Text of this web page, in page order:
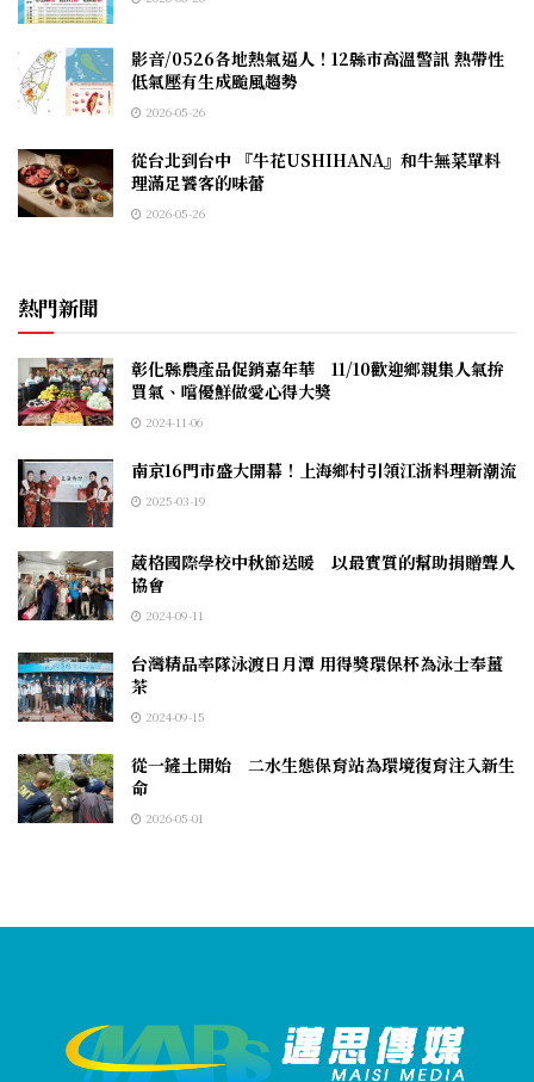
影音/0526各地熱氣逼人！12縣市高溫警訊 熱帶性
低氣壓有生成颱風趨勢
2026-05-26
從台北到台中 『牛花USHIHANA』和牛無菜單料
理滿足饕客的味蕾
2026-05-26
熱門新聞
彰化縣農產品促銷嘉年華 11/10歡迎鄉親集人氣拚
買氣、嚐優鮮做愛心得大獎
2024-11-06
南京16門市盛大開幕！上海鄉村引領江浙料理新潮流
2025-03-19
葳格國際學校中秋節送暖 以最實質的幫助捐贈聾人
協會
2024-09-11
台灣精品率隊泳渡日月潭 用得獎環保杯為泳士奉薑
茶
2024-09-15
從一鏟土開始 二水生態保育站為環境復育注入新生
命
2026-05-01